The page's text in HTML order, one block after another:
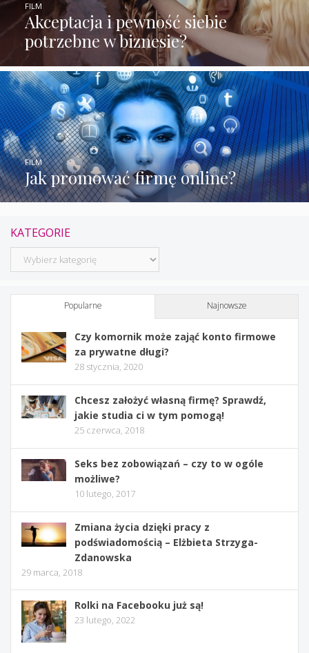
Akceptacja i pewność siebie
potrzebne w biznesie?
FILM
Jak promować firmę online?
FILM
KATEGORIE
Kategorie
Popularne Najnowsze
Czy komornik może zająć konto firmowe
za prywatne długi?
28 stycznia, 2020
Chcesz założyć własną firmę? Sprawdź,
jakie studia ci w tym pomogą!
25 czerwca, 2018
Seks bez zobowiązań – czy to w ogóle
możliwe?
10 lutego, 2017
Zmiana życia dzięki pracy z
podświadomością – Elżbieta Strzyga-
Zdanowska
29 marca, 2018
Rolki na Facebooku już są!
23 lutego, 2022